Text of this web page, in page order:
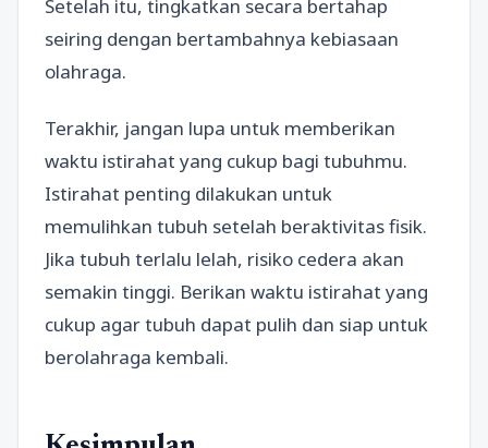
Setelah itu, tingkatkan secara bertahap
seiring dengan bertambahnya kebiasaan
olahraga.
Terakhir, jangan lupa untuk memberikan
waktu istirahat yang cukup bagi tubuhmu.
Istirahat penting dilakukan untuk
memulihkan tubuh setelah beraktivitas fisik.
Jika tubuh terlalu lelah, risiko cedera akan
semakin tinggi. Berikan waktu istirahat yang
cukup agar tubuh dapat pulih dan siap untuk
berolahraga kembali.